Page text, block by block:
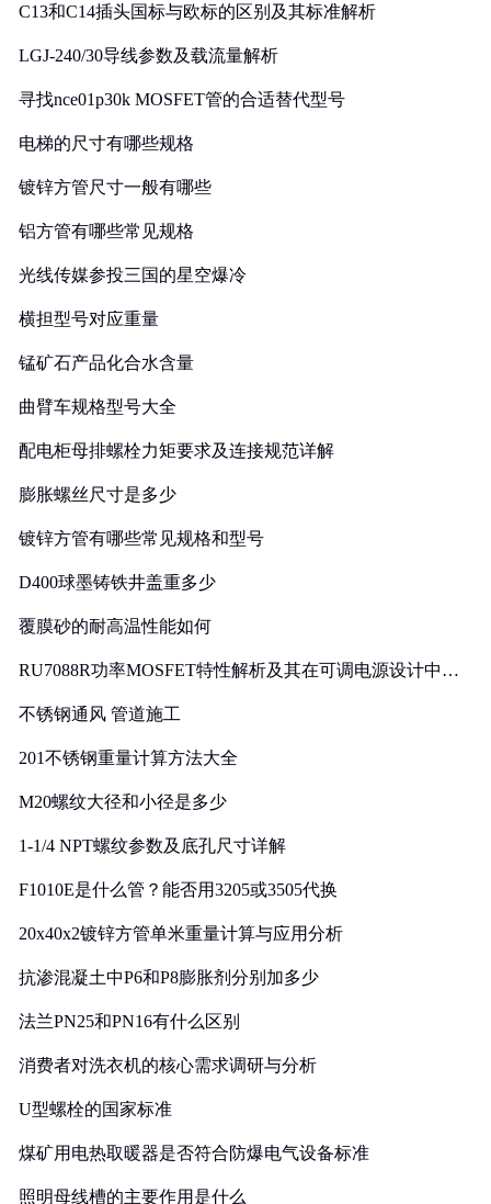
C13和C14插头国标与欧标的区别及其标准解析
LGJ-240/30导线参数及载流量解析
寻找nce01p30k MOSFET管的合适替代型号
电梯的尺寸有哪些规格
镀锌方管尺寸一般有哪些
铝方管有哪些常见规格
光线传媒参投三国的星空爆冷
横担型号对应重量
锰矿石产品化合水含量
曲臂车规格型号大全
配电柜母排螺栓力矩要求及连接规范详解
膨胀螺丝尺寸是多少
镀锌方管有哪些常见规格和型号
D400球墨铸铁井盖重多少
覆膜砂的耐高温性能如何
RU7088R功率MOSFET特性解析及其在可调电源设计中的
不锈钢通风 管道施工
201不锈钢重量计算方法大全
M20螺纹大径和小径是多少
1-1/4 NPT螺纹参数及底孔尺寸详解
F1010E是什么管？能否用3205或3505代换
20x40x2镀锌方管单米重量计算与应用分析
抗渗混凝土中P6和P8膨胀剂分别加多少
法兰PN25和PN16有什么区别
消费者对洗衣机的核心需求调研与分析
U型螺栓的国家标准
煤矿用电热取暖器是否符合防爆电气设备标准
照明母线槽的主要作用是什么